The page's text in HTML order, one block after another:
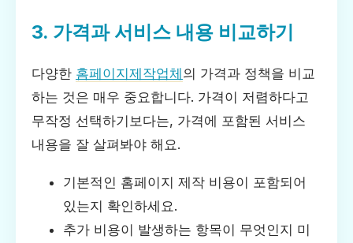
3. 가격과 서비스 내용 비교하기
다양한 홈페이지제작업체 의 가격과 정책을 비교
하는 것은 매우 중요합니다. 가격이 저렴하다고
무작정 선택하기보다는, 가격에 포함된 서비스
내용을 잘 살펴봐야 해요.
기본적인 홈페이지 제작 비용이 포함되어
있는지 확인하세요.
추가 비용이 발생하는 항목이 무엇인지 미